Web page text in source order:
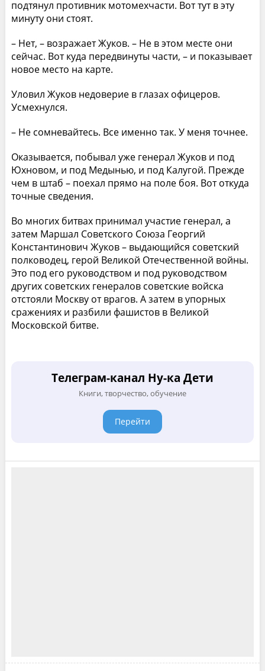
подтянул противник мотомехчасти. Вот тут в эту
минуту они стоят.
– Нет, – возражает Жуков. – Не в этом месте они
сейчас. Вот куда передвинуты части, – и показывает
новое место на карте.
Уловил Жуков недоверие в глазах офицеров.
Усмехнулся.
– Не сомневайтесь. Все именно так. У меня точнее.
Оказывается, побывал уже генерал Жуков и под
Юхновом, и под Медынью, и под Калугой. Прежде
чем в штаб – поехал прямо на поле боя. Вот откуда
точные сведения.
Во многих битвах принимал участие генерал, а
затем Маршал Советского Союза Георгий
Константинович Жуков – выдающийся советский
полководец, герой Великой Отечественной войны.
Это под его руководством и под руководством
других советских генералов советские войска
отстояли Москву от врагов. А затем в упорных
сражениях и разбили фашистов в Великой
Московской битве.
Телеграм-канал Ну-ка Дети
Книги, творчество, обучение
Перейти